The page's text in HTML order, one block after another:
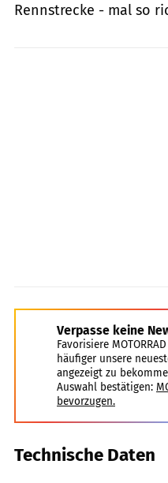
Rennstrecke - mal so
Verpasse keine
Favorisiere
häufiger unsere
angezeigt zu
Auswahl bestätigen:
bevorzugen.
Technische Daten